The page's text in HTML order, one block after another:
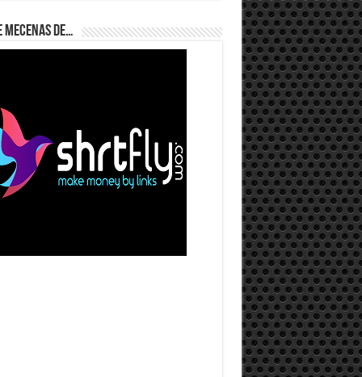
Mecenas de…